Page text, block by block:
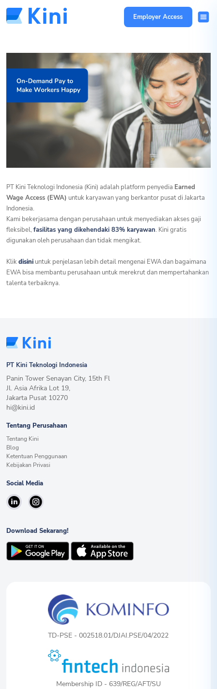
Employer Access
PT Kini Teknologi Indonesia (Kini) adalah platform penyedia Earned
Wage Access (EWA) untuk karyawan yang berkantor pusat di Jakarta
Indonesia.
Kami bekerjasama dengan perusahaan untuk menyediakan akses gaji
fleksibel,fasilitas yang dikehendaki 83% karyawan. Kini gratis
digunakan oleh perusahaan dan tidak mengikat.
Klikdisini untuk penjelasan lebih detail mengenai EWA dan bagaimana
EWA bisa membantu perusahaan untuk merekrut dan mempertahankan
talenta terbaiknya.
PT Kini Teknologi Indonesia
Panin Tower Senayan City, 15th Fl
Jl. Asia Afrika Lot 19,
Jakarta Pusat 10270
hi@kini.id
Tentang Perusahaan
Tentang Kini
Blog
Ketentuan Penggunaan
Kebijakan Privasi
Social Media
Download Sekarang!
TD-PSE - 002518.01/DJAI.PSE/04/2022
Membership ID - 639/REG/AFT/SU